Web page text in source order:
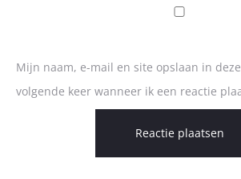
Mijn naam, e-mail en site opslaan in
volgende keer wanneer ik een reactie